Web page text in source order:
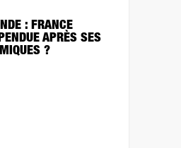
: FRANCE
APRÈS SES
?